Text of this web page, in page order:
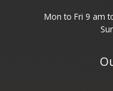
Mon to Fri 9 am